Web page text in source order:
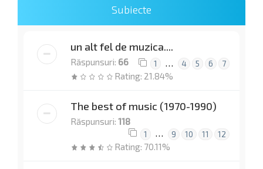
Subiecte
un alt fel de muzica....
Răspunsuri: 66 1 … 4 5 6 7
Rating: 21.84%
The best of music (1970-1990)
Răspunsuri: 118
1 … 9 10 11 12
Rating: 70.11%